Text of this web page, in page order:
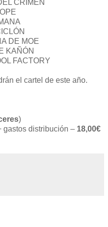
CRIMEN
DE MOE
KAÑÓN
FACTORY
el cartel de este año.
)
gastos distribución – 18,00€